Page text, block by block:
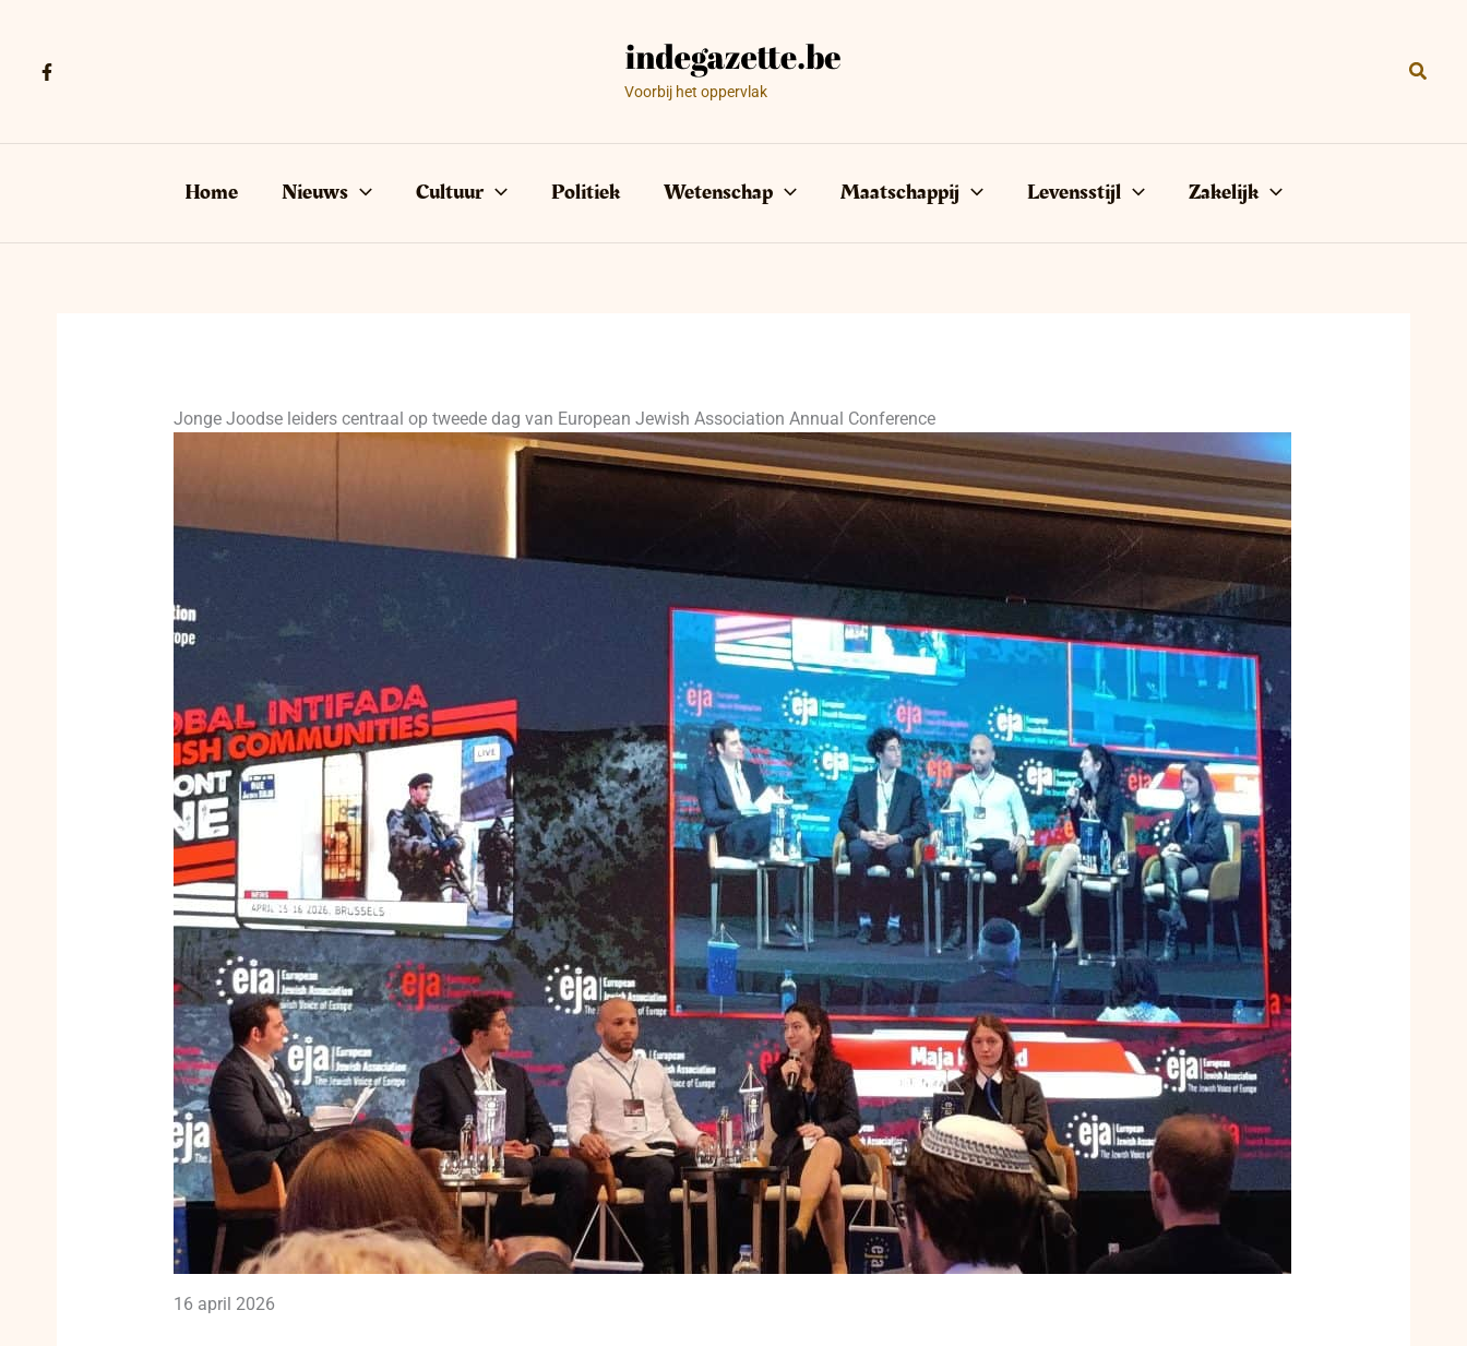
Voorbij het oppervlak
Home Nieuws Cultuur Politiek Wetenschap Maatschappij Levensstijl Zakelijk
Jonge Joodse leiders centraal op tweede dag van European Jewish Association Annual Conference
16 april 2026